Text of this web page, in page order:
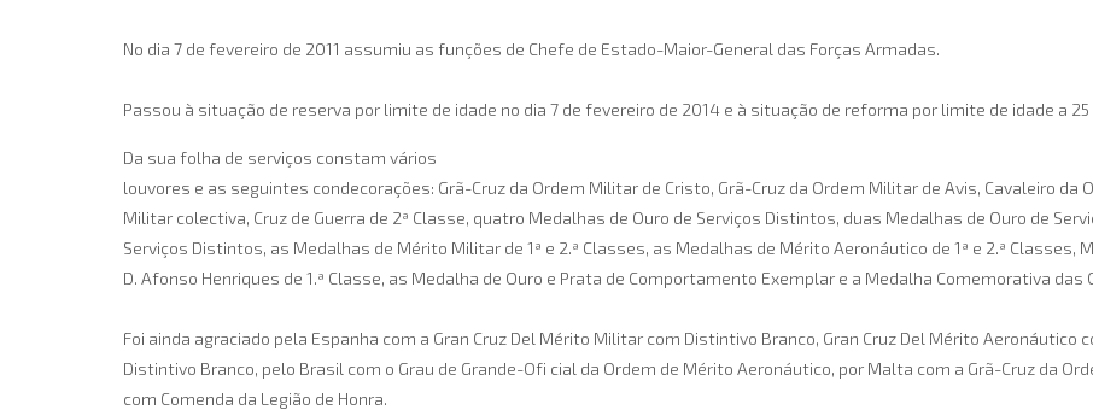
No dia 7 de fevereiro de 2011 assumiu as funções de Chefe de Estado-Maior-General das Forças Armadas.
Passou à situação de reserva por limite de idade no dia 7 de fevereiro de 2014 e à situação de reforma por limite de idade a
Da sua folha de serviços constam vários
louvores e as seguintes condecorações: Grã-Cruz da Ordem Militar de Cristo, Grã-Cruz da Ordem Militar de Avis, Cavaleiro da
Militar colectiva, Cruz de Guerra de 2ª Classe, quatro Medalhas de Ouro de Serviços Distintos, duas Medalhas de Ouro de
Serviços Distintos, as Medalhas de Mérito Militar de 1ª e 2.ª Classes, as Medalhas de Mérito Aeronáutico de 1ª e 2.ª Classes,
D. Afonso Henriques de 1.ª Classe, as Medalha de Ouro e Prata de Comportamento Exemplar e a Medalha Comemorativa das
Foi ainda agraciado pela Espanha com a Gran Cruz Del Mérito Militar com Distintivo Branco, Gran Cruz Del Mérito
Distintivo Branco, pelo Brasil com o Grau de Grande-Ofi cial da Ordem de Mérito Aeronáutico, por Malta com a Grã-Cruz da
com Comenda da Legião de Honra.